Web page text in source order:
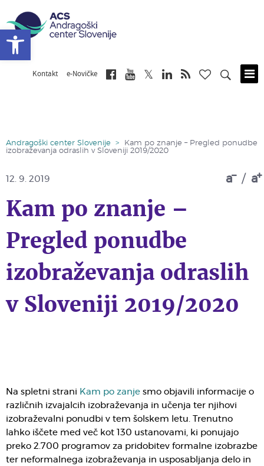
Kontakt e-Novičke
Andragoški center Slovenije >
Kam po znanje – Pregled ponudbe
izobraževanja odraslih v Sloveniji 2019/2020
a / a
12. 9. 2019
Kam po znanje –
Pregled ponudbe
izobraževanja odraslih
v Sloveniji 2019/2020
Na spletni strani Kam po zanje smo objavili informacije o
različnih izvajalcih izobraževanja in učenja ter njihovi
izobraževalni ponudbi v tem šolskem letu. Trenutno
lahko iščete med več kot 130 ustanovami, ki ponujajo
preko 2.700 programov za pridobitev formalne izobrazbe
ter neformalnega izobraževanja in usposabljanja delo in
Open toolbar